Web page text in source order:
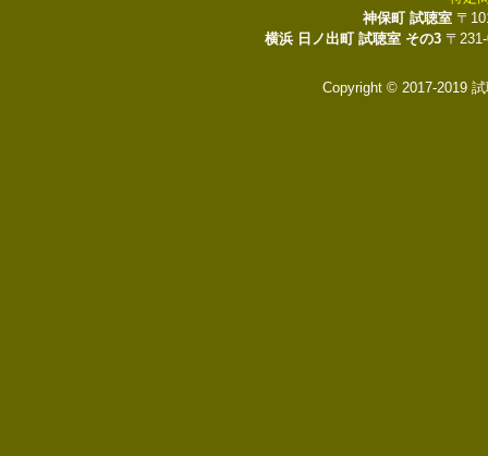
神保町 試聴室 〒
横浜 日ノ出町 試聴室 その3 〒
Copyright © 2017-2019